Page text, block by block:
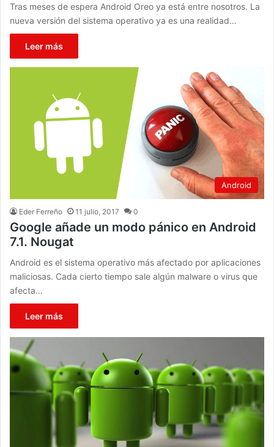
Tras meses de espera Android Oreo ya está entre nosotros. La
nueva versión del sistema operativo ya es una realidad…
Leer más
Android
Eder Ferreño 11 julio, 2017 0
Google añade un modo pánico en Android
7.1. Nougat
Android es el sistema operativo más afectado por aplicaciones
maliciosas. Cada cierto tiempo sale algún malware o virus que
afecta…
Leer más